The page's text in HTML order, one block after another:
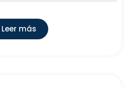
Leer más